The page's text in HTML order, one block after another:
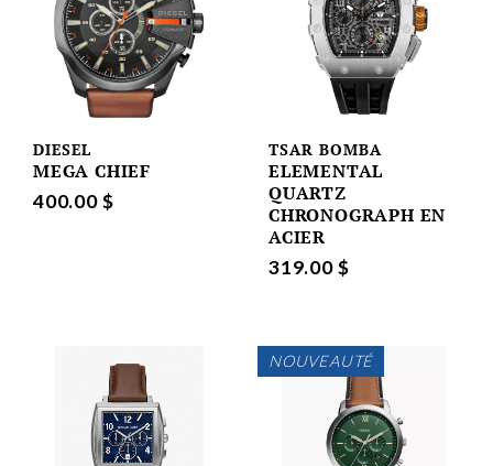
DIESEL
MEGA CHIEF
400.00 $
TSAR BOMBA
ELEMENTAL
QUARTZ
CHRONOGRAPH EN
ACIER
319.00 $
NOUVEAUTÉ